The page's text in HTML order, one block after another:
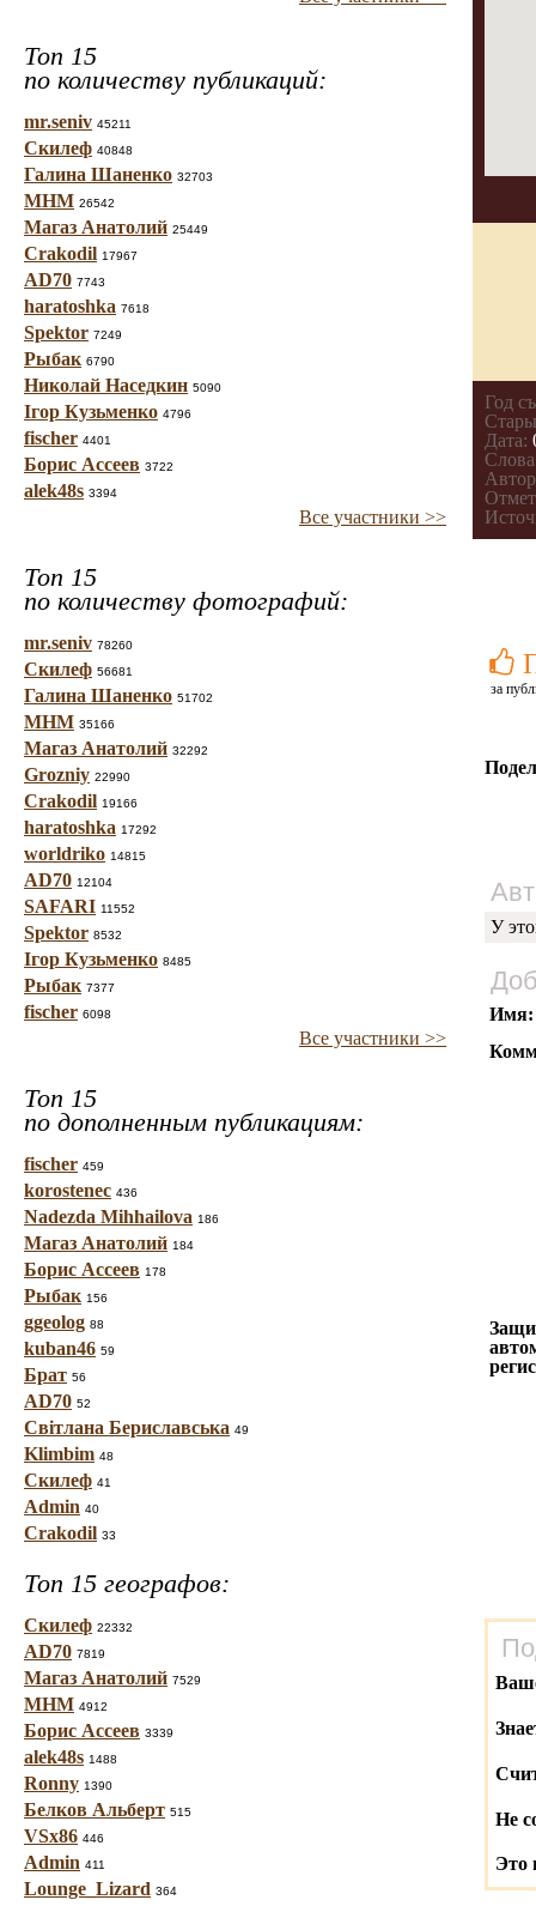
Топ 15
по количеству публикаций:
mr.seniv 45211
Скилеф 40848
Галина Шаненко 32703
МНМ 26542
Магаз Анатолий 25449
Crakodil 17967
AD70 7743
haratoshka 7618
Spektor 7249
Рыбак 6790
Николай Наседкин 5090
Ігор Кузьменко 4796
fischer 4401
Борис Ассеев 3722
alek48s 3394
Все участники >>
Топ 15
по количеству фотографий:
mr.seniv 78260
Скилеф 56681
Галина Шаненко 51702
МНМ 35166
Магаз Анатолий 32292
Grozniy 22990
Crakodil 19166
haratoshka 17292
worldriko 14815
AD70 12104
SAFARI 11552
Spektor 8532
Ігор Кузьменко 8485
Рыбак 7377
fischer 6098
Все участники >>
Топ 15
по дополненным публикациям:
fischer 459
korostenec 436
Nadezda Mihhailova 186
Магаз Анатолий 184
Борис Ассеев 178
Рыбак 156
ggeolog 88
kuban46 59
Брат 56
AD70 52
Світлана Бериславська 49
Klimbim 48
Скилеф 41
Admin 40
Crakodil 33
Топ 15 географов:
Скилеф 22332
AD70 7819
Магаз Анатолий 7529
МНМ 4912
Борис Ассеев 3339
alek48s 1488
Ronny 1390
Белков Альберт 515
VSx86 446
Admin 411
Lounge_Lizard 364
Год
Дата:
за
У
Имя:
Не
Это